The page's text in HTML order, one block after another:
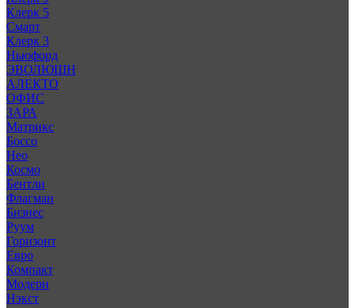
Клерк 5
Смарт
Клерк 3
Ньюфорд
ЭВОЛЮШН
АЛЕКТО
ОФИС
ЗАРА
Матрикс
Боссо
Нео
Космо
Бентли
Флагман
Бизнес
Руум
Горизонт
Евро
Компакт
Модерн
Нэкст